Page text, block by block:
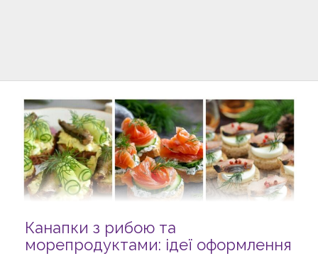
Канапки з рибою та
морепродуктами: ідеї оформлення